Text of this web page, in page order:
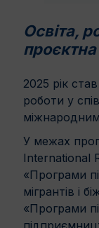
Освіта,
проєктна
2025 рік
роботи у
У межах
International
«Програми
мігрантів і
«Програми